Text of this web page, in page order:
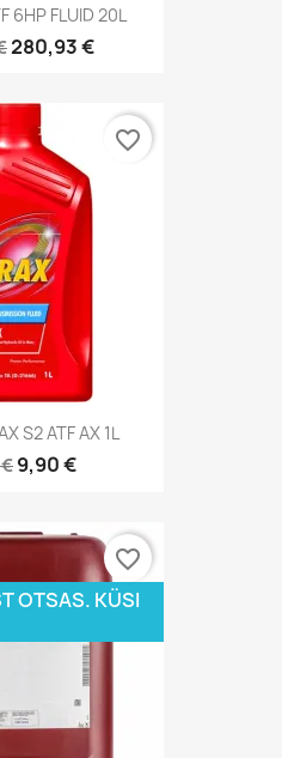
6HP FLUID 20L
280,93 €
S2 ATF AX 1L
9,90 €
favorite_border
OTSAS. KÜSI
favorite_border